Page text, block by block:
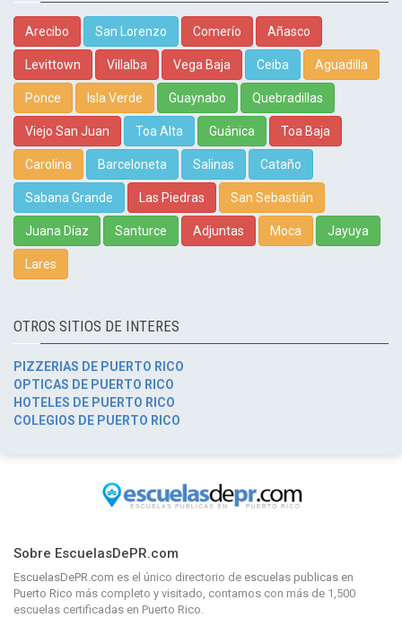
Arecibo San Lorenzo Comerío Añasco
Levittown Villalba Vega Baja Ceiba Aguadilla
Ponce Isla Verde Guaynabo Quebradillas
Viejo San Juan Toa Alta Guánica Toa Baja
Carolina Barceloneta Salinas Cataño
Sabana Grande Las Piedras San Sebastián
Juana Díaz Santurce Adjuntas Moca Jayuya
Lares
OTROS SITIOS DE INTERES
PIZZERIAS DE PUERTO RICO
OPTICAS DE PUERTO RICO
HOTELES DE PUERTO RICO
COLEGIOS DE PUERTO RICO
Sobre EscuelasDePR.com
EscuelasDePR.com es el único directorio de escuelas publicas en
Puerto Rico más completo y visitado, contamos con más de 1,500
escuelas certificadas en Puerto Rico.